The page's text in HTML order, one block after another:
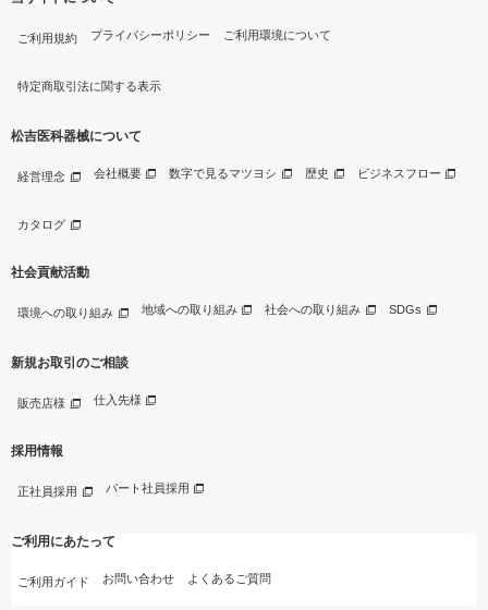
ご利用規約 プライバシーポリシー ご利用環境について
特定商取引法に関する表示
松吉医科器械について
経営理念 会社概要 数字で見るマツヨシ 歴史 ビジネスフロー
カタログ
社会貢献活動
環境への取り組み 地域への取り組み 社会への取り組み SDGs
新規お取引のご相談
販売店様 仕入先様
採用情報
正社員採用 パート社員採用
ご利用にあたって
ご利用ガイド お問い合わせ よくあるご質問